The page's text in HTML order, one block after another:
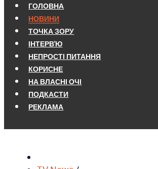
ГОЛОВНА
НОВИНИ
ТОЧКА ЗОРУ
ІНТЕРВ'Ю
НЕПРОСТІ ПИТАННЯ
КОРИСНЕ
НА ВЛАСНІ ОЧІ
ПОДКАСТИ
РЕКЛАМА